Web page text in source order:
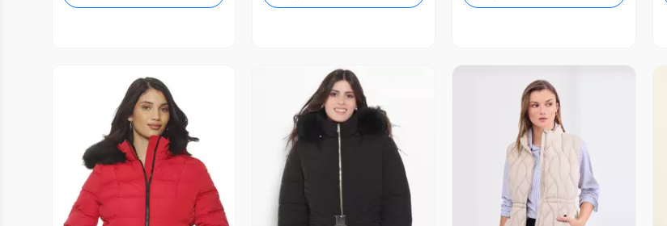
Vista Previa
Vista Previa Vista Previa